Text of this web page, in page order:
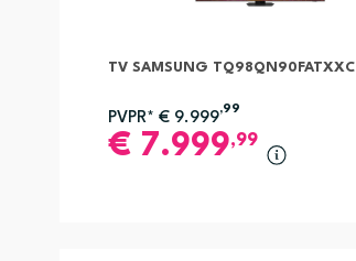
TV SAMSUNG TQ98QN90FATXXC
PVPR* € 9.999
,99
€ 7.999,99